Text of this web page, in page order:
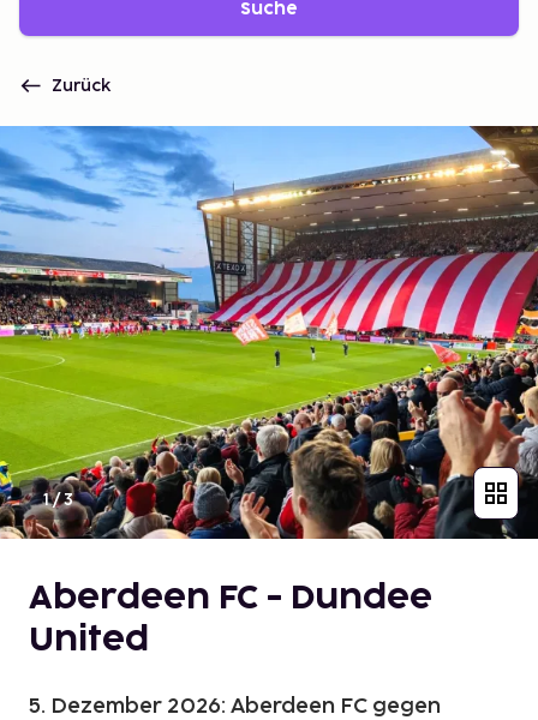
Suche
Zurück
1/3
Aberdeen FC - Dundee
United
5. Dezember 2026: Aberdeen FC gegen